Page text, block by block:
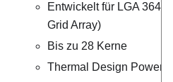
Entwickelt für LGA
Grid Array)
Bis zu 28 Kerne
Thermal Design Power